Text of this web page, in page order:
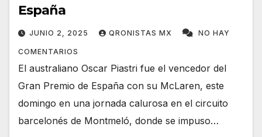
España
JUNIO 2, 2025 QRONISTAS MX NO HAY
COMENTARIOS
El australiano Oscar Piastri fue el vencedor del
Gran Premio de España con su McLaren, este
domingo en una jornada calurosa en el circuito
barcelonés de Montmeló, donde se impuso…